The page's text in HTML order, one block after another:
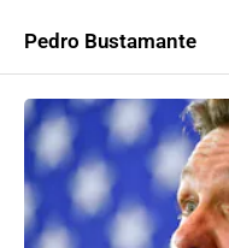
Pedro Bustamante